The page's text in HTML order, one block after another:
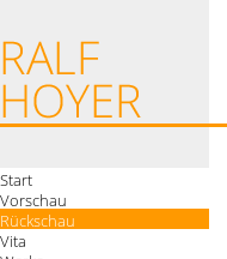
Start
Vorschau
Rückschau
Vita